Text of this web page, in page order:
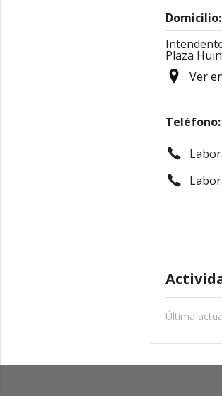
Domicilio:
Plaza
Ver
Teléfono:
Última